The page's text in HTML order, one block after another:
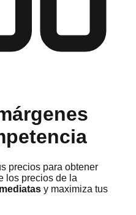
precios para obtener
los precios de la
y maximiza tus